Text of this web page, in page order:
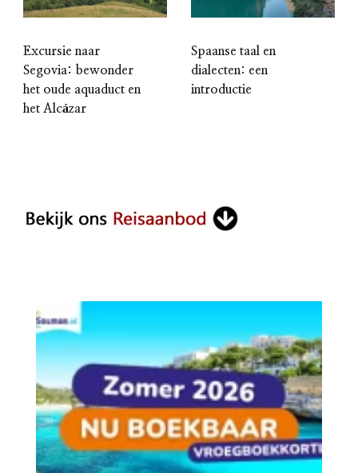
Excursie naar
Segovia: bewonder
het oude aquaduct en
het Alcázar
Spaanse taal en
dialecten: een
introductie